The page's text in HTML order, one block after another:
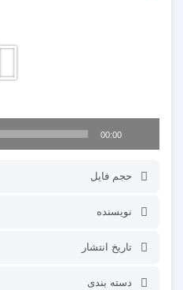
00:00
حجم فایل
نویسنده
تاریخ انتشار
دسته بندی